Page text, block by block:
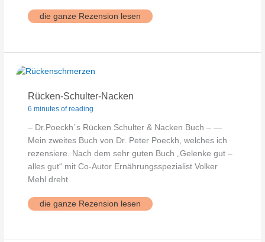
Gelenke
im
die ganze Rezension lesen
Rücken-Schulter-Nacken
6 minutes of reading
– Dr.Poeckh´s Rücken Schulter & Nacken Buch – —
Mein zweites Buch von Dr. Peter Poeckh, welches ich
rezensiere. Nach dem sehr guten Buch „Gelenke gut –
alles gut“ mit Co-Autor Ernährungsspezialist Volker
Mehl dreht
Rücken-
Schulter-
die ganze Rezension lesen